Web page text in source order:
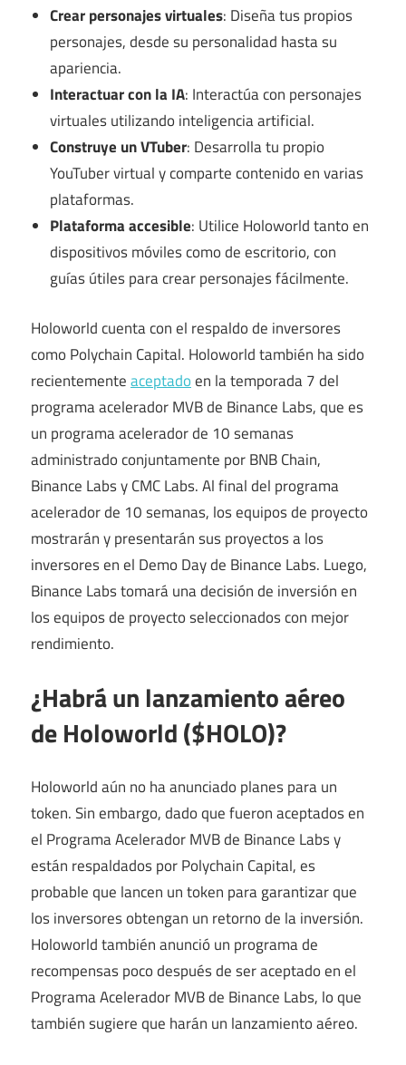
Crear personajes virtuales: Diseña tus propios
personajes, desde su personalidad hasta su
apariencia.
Interactuar con la IA: Interactúa con personajes
virtuales utilizando inteligencia artificial.
Construye un VTuber: Desarrolla tu propio
YouTuber virtual y comparte contenido en varias
plataformas.
Plataforma accesible: Utilice Holoworld tanto en
dispositivos móviles como de escritorio, con
guías útiles para crear personajes fácilmente.
Holoworld cuenta con el respaldo de inversores
como Polychain Capital. Holoworld también ha sido
recientementeaceptadoen la temporada 7 del
programa acelerador MVB de Binance Labs, que es
un programa acelerador de 10 semanas
administrado conjuntamente por BNB Chain,
Binance Labs y CMC Labs. Al final del programa
acelerador de 10 semanas, los equipos de proyecto
mostrarán y presentarán sus proyectos a los
inversores en el Demo Day de Binance Labs. Luego,
Binance Labs tomará una decisión de inversión en
los equipos de proyecto seleccionados con mejor
rendimiento.
¿Habrá un lanzamiento aéreo
de Holoworld ($HOLO)?
Holoworld aún no ha anunciado planes para un
token. Sin embargo, dado que fueron aceptados en
el Programa Acelerador MVB de Binance Labs y
están respaldados por Polychain Capital, es
probable que lancen un token para garantizar que
los inversores obtengan un retorno de la inversión.
Holoworld también anunció un programa de
recompensas poco después de ser aceptado en el
Programa Acelerador MVB de Binance Labs, lo que
también sugiere que harán un lanzamiento aéreo.